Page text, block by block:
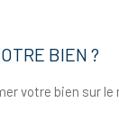
BIEN ?
votre bien sur le